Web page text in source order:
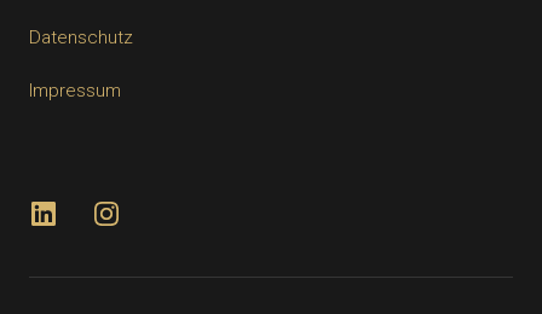
Datenschutz
Impressum
LinkedIn Instagram